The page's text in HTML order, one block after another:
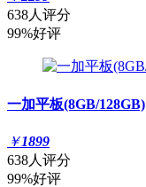
638人评分
99%好评
一加平板(8GB/128GB)
￥1899
638人评分
99%好评